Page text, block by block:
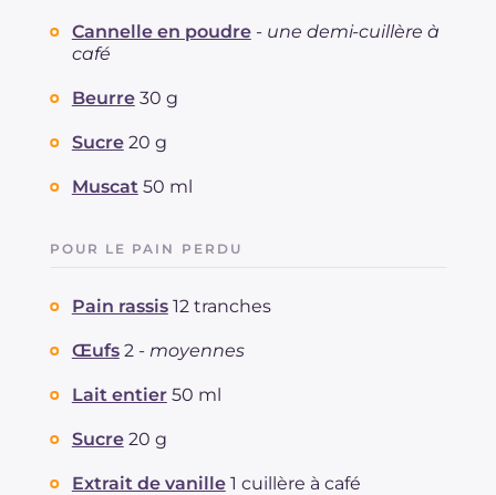
Fibre
Sodium
Cannelle en poudre - une demi-cuillère à
café
Beurre 30 g
Sucre 20 g
Muscat 50 ml
POUR LE PAIN PERDU
Pain rassis 12 tranches
Œufs 2 - moyennes
Lait entier 50 ml
Sucre 20 g
Extrait de vanille 1 cuillère à café